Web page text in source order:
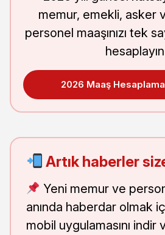
memur, emekli, asker
personel maaşınızı tek
2026 Maaş
Artık haberler
Yeni memur ve
anında haberdar olmak
mobil uygulamasını indir